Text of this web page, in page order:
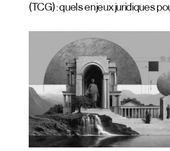
(TCG) : quels enjeux juridiques